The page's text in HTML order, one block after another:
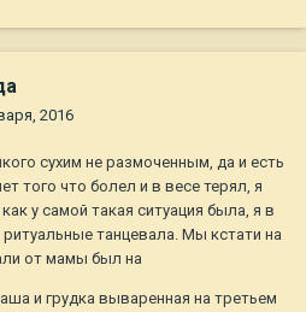
2016
сухим не размоченным, да и есть
того что болел и в весе терял, я
у самой такая ситуация была, я в
танцевала. Мы кстати на
от мамы был на
и грудка вываренная на третьем